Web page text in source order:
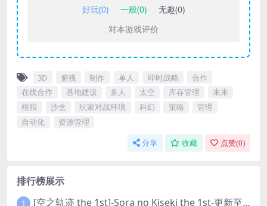
好玩(0) 一般(0) 无趣(0)
对本游戏评价
3D 俯视 制作 单人 即时战略
合作
在线合作
基地建设 多人 太空 库存管理
未来
模拟
沙盒 玩家对战环境 科幻 策略
管理
自动化
资源管理
分享 收藏 点赞(0)
排行榜展示
1 [空之轨迹 the 1st]-Sora no Kiseki the 1st-更新至v1.06.4-全DLC